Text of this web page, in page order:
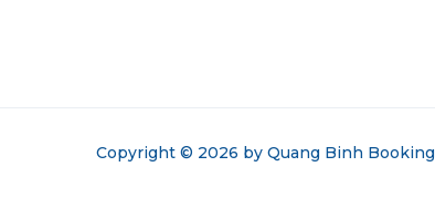
Copyright © 2026 by Quang Binh Booking